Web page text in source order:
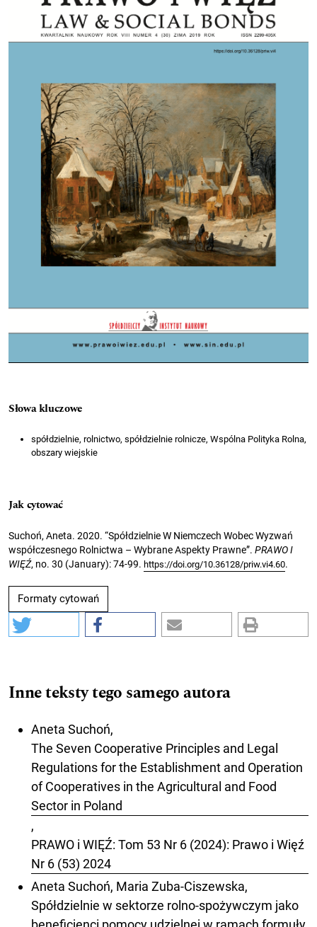
Słowa kluczowe
spółdzielnie, rolnictwo, spółdzielnie rolnicze, Wspólna Polityka Rolna,
obszary wiejskie
Jak cytować
Suchoń, Aneta. 2020. “Spółdzielnie W Niemczech Wobec Wyzwań
współczesnego Rolnictwa – Wybrane Aspekty Prawne”. PRAWO I
WIĘŹ, no. 30 (January): 74-99. https://doi.org/10.36128/priw.vi4.60.
Formaty cytowań
Inne teksty tego samego autora
Aneta Suchoń,
The Seven Cooperative Principles and Legal
Regulations for the Establishment and Operation
of Cooperatives in the Agricultural and Food
Sector in Poland
,
PRAWO i WIĘŹ: Tom 53 Nr 6 (2024): Prawo i Więź
Nr 6 (53) 2024
Aneta Suchoń, Maria Zuba-Ciszewska,
Spółdzielnie w sektorze rolno-spożywczym jako